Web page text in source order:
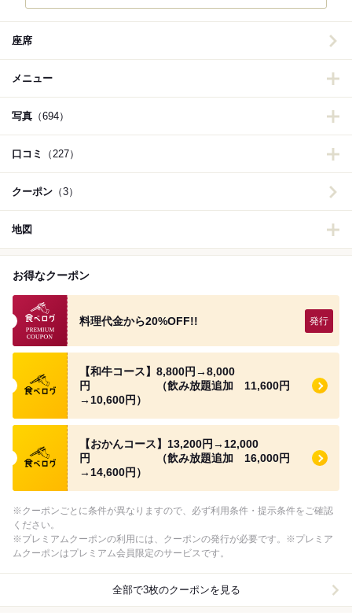
座席
メニュー
写真 （694）
口コミ （227）
クーポン （3）
地図
お得なクーポン
食べログのプレミアムクーポン
料理代金から20%OFF!!
食べログ クーポン
【和牛コース】8,800円→8,000
円 （飲み放題追加 11,600円
→10,600円）
食べログ クーポン
【おかんコース】13,200円→12,000
円 （飲み放題追加 16,000円
→14,600円）
※クーポンごとに条件が異なりますので、必ず利用条件・提示条件をご確認
ください。
※プレミアムクーポンの利用には、クーポンの発行が必要です。※プレミア
ムクーポンはプレミアム会員限定のサービスです。
全部で3枚のクーポンを見る